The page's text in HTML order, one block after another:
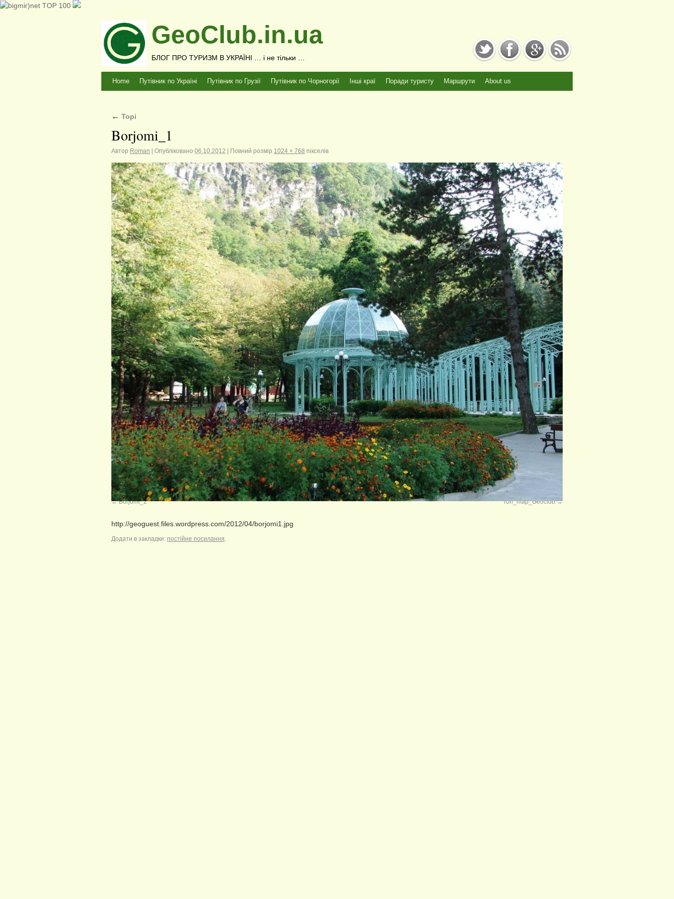
GeoClub.in.ua
БЛОГ ПРО ТУРИЗМ В УКРАЇНІ … і не тільки …
Home Путівник по Україні Путівник по Грузії Путівник по Чорногорії Інші краї Поради туристу Маршрути About us
← Торі
Borjomi_1
Автор Roman Опубліковано 06.10.2012 Повний розмір 1024 × 768 пікселів
Borjomi_2 Tori_map_Geoclub
http://geoguest.files.wordpress.com/2012/04/borjomi1.jpg
Додати в закладки: постійне посилання.